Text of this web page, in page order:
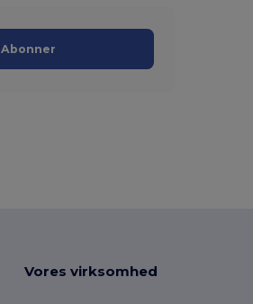
Abonner
Vores virksomhed